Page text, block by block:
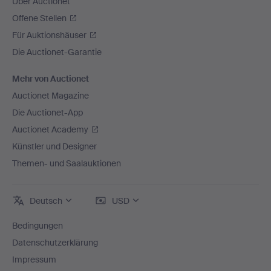
Offene Stellen
Für Auktionshäuser
Die Auctionet-Garantie
Mehr von Auctionet
Auctionet Magazine
Die Auctionet-App
Auctionet Academy
Künstler und Designer
Themen- und Saalauktionen
Deutsch USD
Bedingungen
Datenschutzerklärung
Impressum